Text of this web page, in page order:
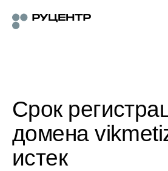
Срок
домена
истек